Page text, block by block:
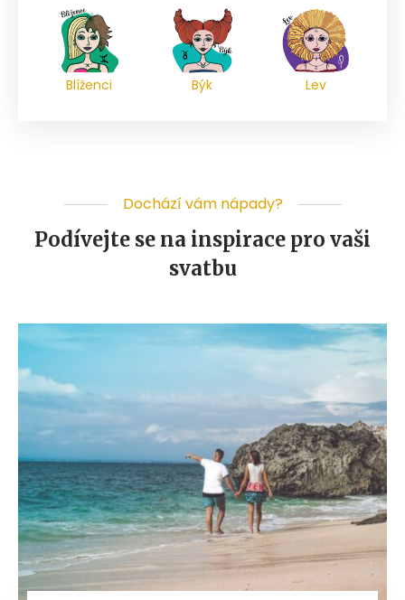
Blíženci Býk Lev
Dochází vám nápady?
Podívejte se na inspirace pro vaši
svatbu